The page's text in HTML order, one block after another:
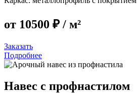
от 10500 ₽ / м²
Заказать
Подробнее
Навес с профнастилом